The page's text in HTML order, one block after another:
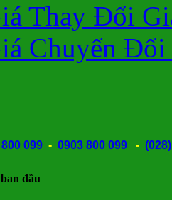
Thay Đổi
Chuyển
099 - 0903 800 099 -
đầu